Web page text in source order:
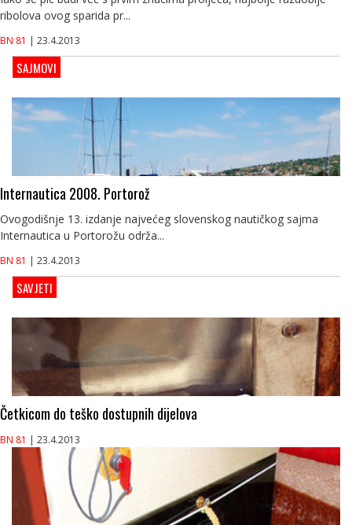
ribolova ovog sparida pr...
BN 81 | 23.4.2013
SAJMOVI
Internautica 2008. Portorož
Ovogodišnje 13. izdanje najvećeg slovenskog nautičkog sajma
Internautica u Portorožu održa...
BN 81 | 23.4.2013
SAVJETI
Četkicom do teško dostupnih dijelova
BN 81 | 23.4.2013